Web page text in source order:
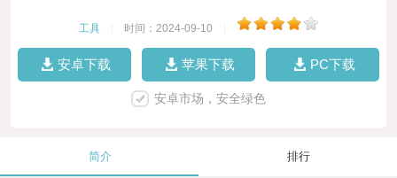
工具 时间：2024-09-10
安卓下载 苹果下载 PC下载
安卓市场，安全绿色
简介 排行